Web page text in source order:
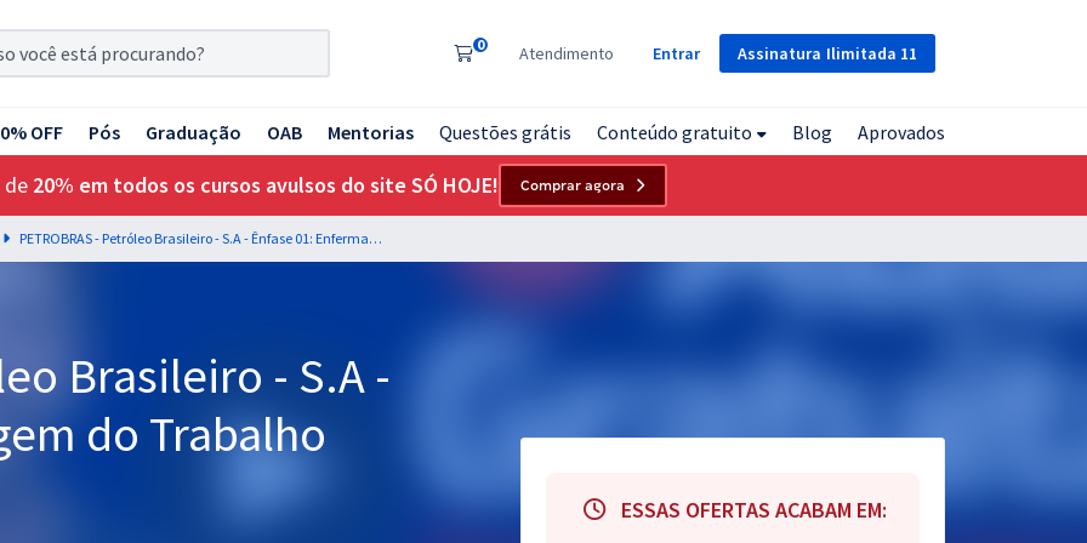
Assinatura Ilimitada 11
0 Atendimento Entrar
OFF Pós Graduação OAB Mentorias Questões grátis Conteúdo gratuito Blog Aprovados
de 20% em todos os cursos avulsos do site SÓ HOJE! Comprar agora
PETROBRAS - Petróleo Brasileiro - S.A - Ênfase 01: Enfermagem do Trabalho (Pré-Edital)
Brasileiro - S.A -
do Trabalho
ESSAS OFERTAS ACABAM EM: